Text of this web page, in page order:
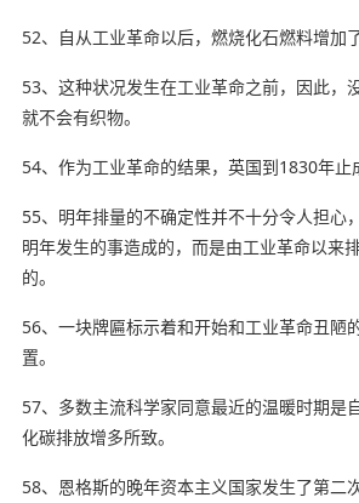
52、自从工业革命以后，燃烧化石燃料增加
53、这种状况发生在工业革命之前，因此，
就不会有织物。
54、作为工业革命的结果，英国到1830年止
55、明年排量的不确定性并不十分令人担心
明年发生的事造成的，而是由工业革命以来
的。
56、一块牌匾标示着和开始和工业革命丑陋
置。
57、多数主流科学家同意最近的温暖时期是
化碳排放增多所致。
58、恩格斯的晚年资本主义国家发生了第二